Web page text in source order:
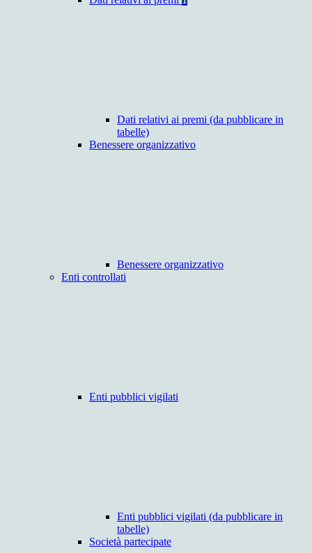
Dati relativi ai premi (da pubblicare in
tabelle)
Benessere organizzativo
Benessere organizzativo
Enti controllati
Enti pubblici vigilati
Enti pubblici vigilati (da pubblicare in
tabelle)
Società partecipate